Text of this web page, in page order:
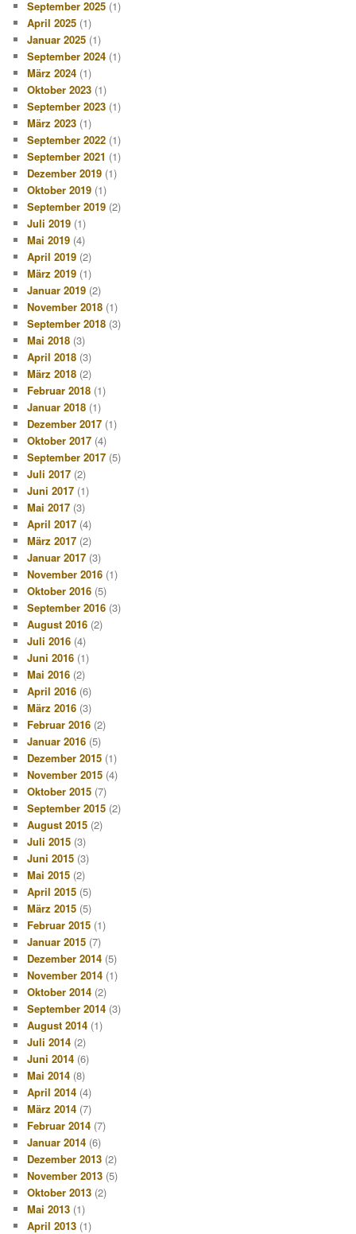
September 2025 (1)
April 2025 (1)
Januar 2025 (1)
September 2024 (1)
März 2024 (1)
Oktober 2023 (1)
September 2023 (1)
März 2023 (1)
September 2022 (1)
September 2021 (1)
Dezember 2019 (1)
Oktober 2019 (1)
September 2019 (2)
Juli 2019 (1)
Mai 2019 (4)
April 2019 (2)
März 2019 (1)
Januar 2019 (2)
November 2018 (1)
September 2018 (3)
Mai 2018 (3)
April 2018 (3)
März 2018 (2)
Februar 2018 (1)
Januar 2018 (1)
Dezember 2017 (1)
Oktober 2017 (4)
September 2017 (5)
Juli 2017 (2)
Juni 2017 (1)
Mai 2017 (3)
April 2017 (4)
März 2017 (2)
Januar 2017 (3)
November 2016 (1)
Oktober 2016 (5)
September 2016 (3)
August 2016 (2)
Juli 2016 (4)
Juni 2016 (1)
Mai 2016 (2)
April 2016 (6)
März 2016 (3)
Februar 2016 (2)
Januar 2016 (5)
Dezember 2015 (1)
November 2015 (4)
Oktober 2015 (7)
September 2015 (2)
August 2015 (2)
Juli 2015 (3)
Juni 2015 (3)
Mai 2015 (2)
April 2015 (5)
März 2015 (5)
Februar 2015 (1)
Januar 2015 (7)
Dezember 2014 (5)
November 2014 (1)
Oktober 2014 (2)
September 2014 (3)
August 2014 (1)
Juli 2014 (2)
Juni 2014 (6)
Mai 2014 (8)
April 2014 (4)
März 2014 (7)
Februar 2014 (7)
Januar 2014 (6)
Dezember 2013 (2)
November 2013 (5)
Oktober 2013 (2)
Mai 2013 (1)
April 2013 (1)